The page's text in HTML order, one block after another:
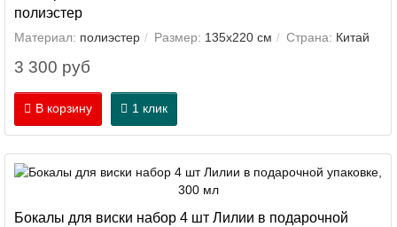
полиэстер
Материал: полиэстер Размер: 135х220 см Страна: Китай
3 300 руб
В корзину 1 клик
Бокалы для виски набор 4 шт Лилии в подарочной